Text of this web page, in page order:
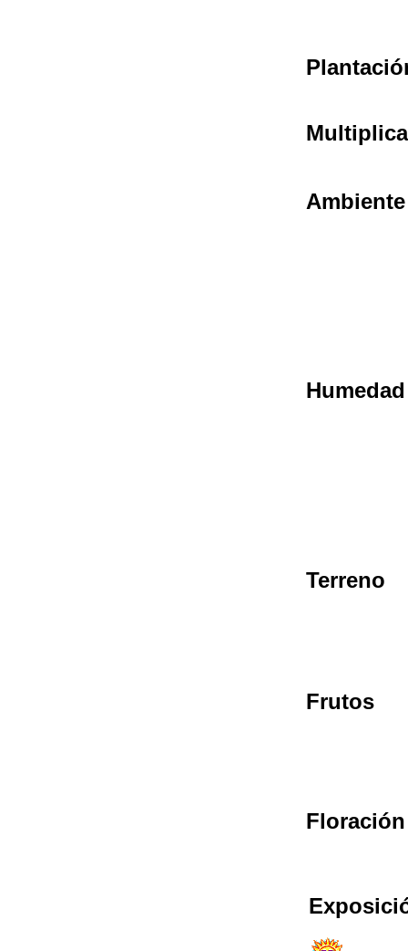
Ambiente
Humedad
Terreno
Frutos
Floración